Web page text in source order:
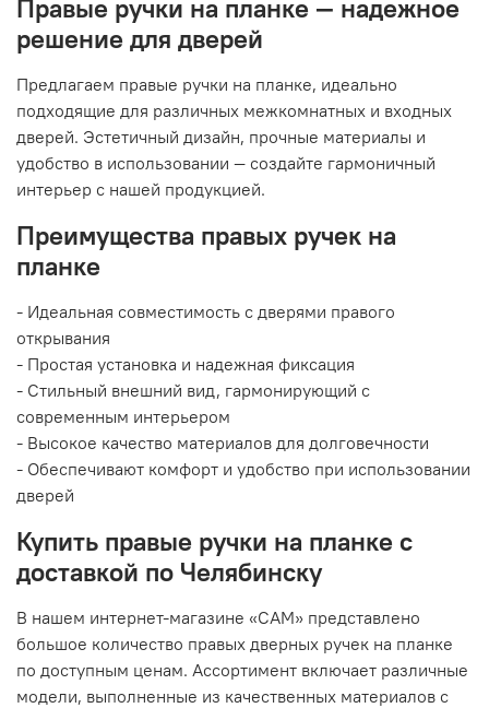
Правые ручки на планке — надежное
решение для дверей
Предлагаем правые ручки на планке, идеально
подходящие для различных межкомнатных и входных
дверей. Эстетичный дизайн, прочные материалы и
удобство в использовании — создайте гармоничный
интерьер с нашей продукцией.
Преимущества правых ручек на
планке
- Идеальная совместимость с дверями правого
открывания
- Простая установка и надежная фиксация
- Стильный внешний вид, гармонирующий с
современным интерьером
- Высокое качество материалов для долговечности
- Обеспечивают комфорт и удобство при использовании
дверей
Купить правые ручки на планке с
доставкой по Челябинску
В нашем интернет-магазине «САМ» представлено
большое количество правых дверных ручек на планке
по доступным ценам. Ассортимент включает различные
модели, выполненные из качественных материалов с